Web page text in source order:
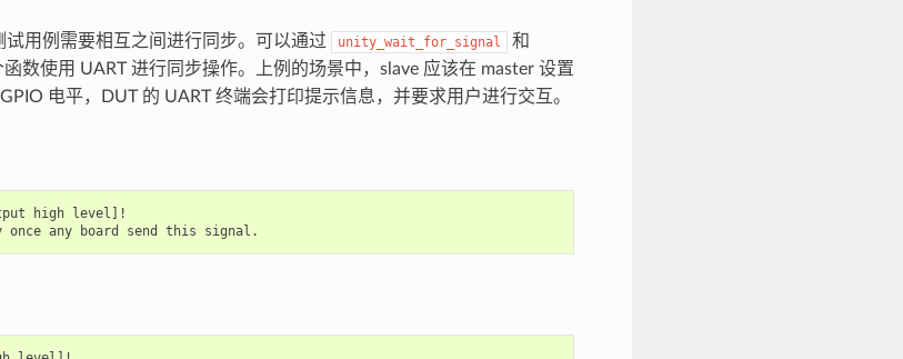
用例需要相互之间进行同步。可以通过 unity_wait_for_signal 和
数使用 UART 进行同步操作。上例的场景中，slave 应该在 master 设置
电平，DUT 的 UART 终端会打印提示信息，并要求用户进行交互。
high level]!